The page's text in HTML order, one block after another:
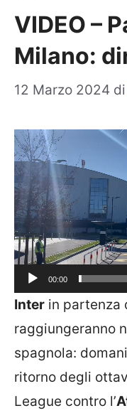
VIDEO –
Milano:
12 Marzo 2024 di
Video
Player
00:00
Inter in partenza
raggiungeranno
spagnola:
ritorno degli
League contro l’